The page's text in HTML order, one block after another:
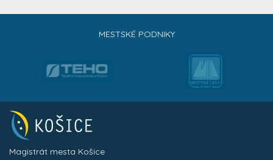
MESTSKÉ PODNIKY
Magistrát mesta Košice